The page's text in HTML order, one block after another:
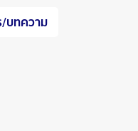
/บทความ